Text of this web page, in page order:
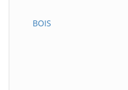
BOIS